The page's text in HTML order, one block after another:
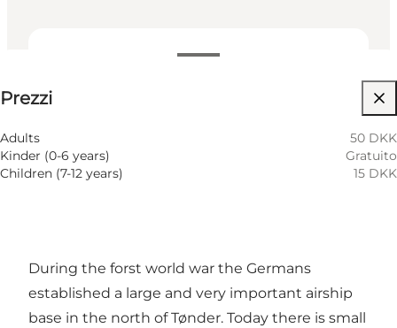
Prezzi
Adults
50 DKK
Kinder (0-6 years)
Gratuito
Children (7-12 years)
15 DKK
During the forst world war the Germans
established a large and very important airship
base in the north of Tønder. Today there is small